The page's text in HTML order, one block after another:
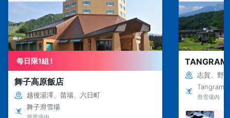
每日限1組 !
舞子高原飯店
越後湯澤、苗場、六日町
舞子滑雪場
TANGRAM
志賀、野
Tangram
滑雪場內